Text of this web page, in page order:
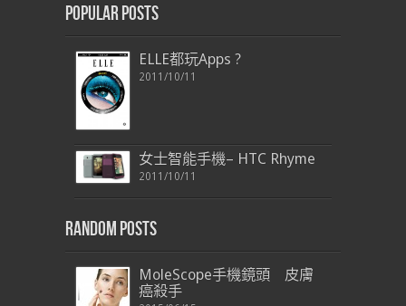
Popular Posts
ELLE都玩Apps ?
2011/10/11
女士智能手機– HTC Rhyme
2011/10/11
Random Posts
MoleScope手機鏡頭 皮膚
癌殺手